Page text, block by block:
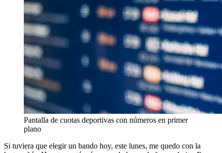
Pantalla de cuotas deportivas con números en primer
plano
Si tuviera que elegir un bando hoy, este lunes, me quedo con la